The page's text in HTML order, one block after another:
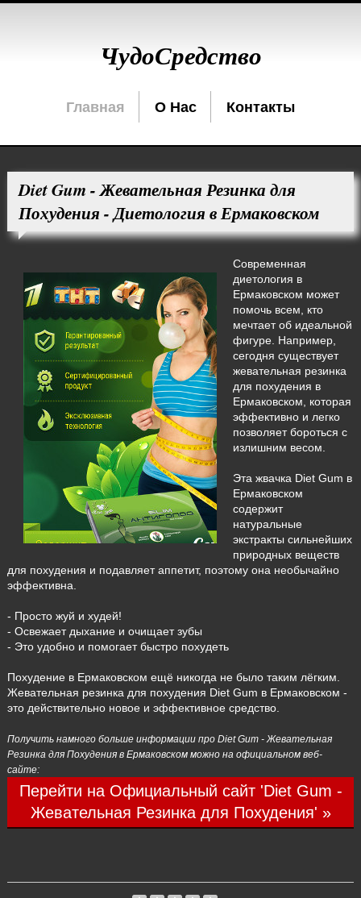
ЧудоСредство
Главная О Нас Контакты
Diet Gum - Жевательная Резинка для
Похудения - Диетология в Ермаковском
Современная
диетология в
Ермаковском может
помочь всем, кто
мечтает об идеальной
фигуре. Например,
сегодня существует
жевательная резинка
для похудения в
Ермаковском, которая
эффективно и легко
позволяет бороться с
излишним весом.
Эта жвачка Diet Gum в
Ермаковском
содержит
натуральные
экстракты сильнейших
природных веществ
для похудения и подавляет аппетит, поэтому она необычайно
эффективна.
- Просто жуй и худей!
- Освежает дыхание и очищает зубы
- Это удобно и помогает быстро похудеть
Похудение в Ермаковском ещё никогда не было таким лёгким.
Жевательная резинка для похудения Diet Gum в Ермаковском -
это действительно новое и эффективное средство.
Получить намного больше информации про Diet Gum - Жевательная
Резинка для Похудения в Ермаковском можно на официальном веб-
сайте:
Перейти на Официальный сайт 'Diet Gum -
Жевательная Резинка для Похудения' »